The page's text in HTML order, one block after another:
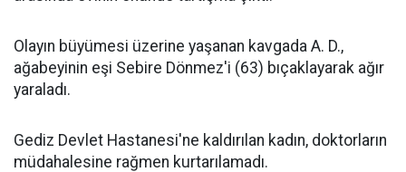
Olayın büyümesi üzerine yaşanan kavgada A. D.,
ağabeyinin eşi Sebire Dönmez'i (63) bıçaklayarak ağır
yaraladı.
Gediz Devlet Hastanesi'ne kaldırılan kadın, doktorların
müdahalesine rağmen kurtarılamadı.